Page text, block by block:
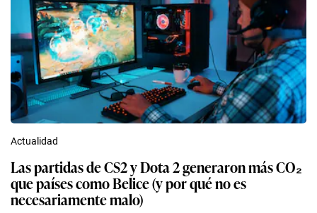
Actualidad
Las partidas de CS2 y Dota 2 generaron más CO₂
que países como Belice (y por qué no es
necesariamente malo)